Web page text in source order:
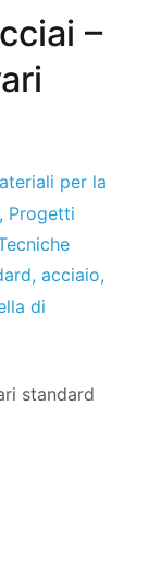
–
per la
, Progetti
, acciaio,
di
standard